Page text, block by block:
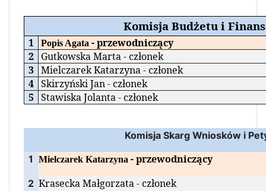
Komisja Budżetu i
1 Popis Agata - przewodniczący
2
Gutkowska Marta - członek
3 Mielczarek Katarzyna - członek
4 Skirzyński Jan - członek
5
Stawiska Jolanta - członek
Komisja Skarg Wniosków i
1
Mielczarek Katarzyna - przewodniczący
2 Krasecka Małgorzata - członek